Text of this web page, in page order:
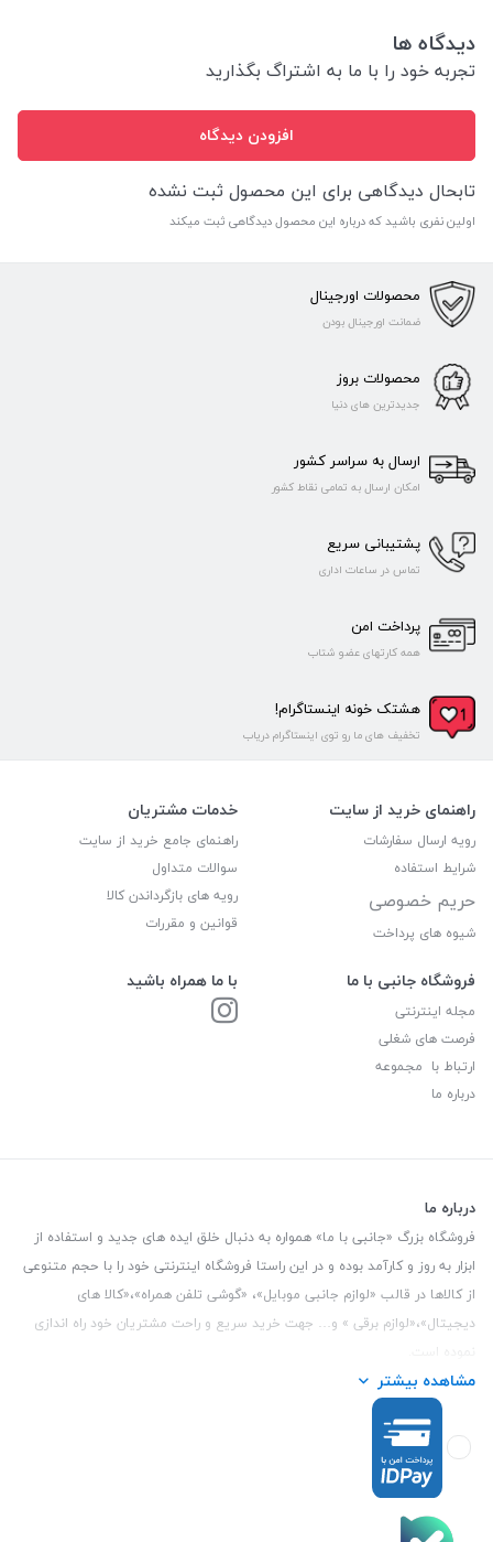
دیدگاه ها
تجربه خود را با ما به اشتراگ بگذارید
افزودن دیدگاه
تابحال دیدگاهی برای این محصول ثبت نشده
اولین نفری باشید که درباره این محصول دیدگاهی ثبت میکند
محصولات اورجینال
ضمانت اورجینال بودن
محصولات بروز
جدیدترین های دنیا
ارسال به سراسر کشور
امکان ارسال به تمامی نقاط کشور
پشتیبانی سریع
تماس در ساعات اداری
پرداخت امن
همه کارتهای عضو شتاب
هشتک خونه اینستاگرام!
تخفیف های ما رو توی اینستاگرام دریاب
راهنمای خرید از سایت
رویه ارسال سفارشات
شرایط استفاده
حریم خصوصی
شیوه های پرداخت
خدمات مشتریان
راهنمای جامع خرید از سایت
سوالات متداول
رویه های بازگرداندن کالا
قوانین و مقررات
فروشگاه جانبی با ما
مجله اینترنتی
فرصت های شغلی
ارتباط با مجموعه
درباره ما
با ما همراه باشید
درباره ما
فروشگاه بزرگ «جانبی با ما» همواره به دنبال خلق ایده های جدید و استفاده از
ابزار به روز و کارآمد بوده و در این راستا فروشگاه اینترنتی خود را با حجم متنوعی
از کالاها در قالب «لوازم جانبی موبایل»، «گوشی تلفن همراه»،«کالا های
دیجیتال»،«لوازم برقی » و… جهت خرید سریع و راحت مشتریان خود راه اندازی
این فروشگاه تمام تلاش خود را نموده تا کالاهایی با کیفیت و با حداقل قیمت
عرضه نماید.
تلفن تماس :3847 088 0912
و ملی طبقه زیرین عکاسی
مشاهده بیشتر